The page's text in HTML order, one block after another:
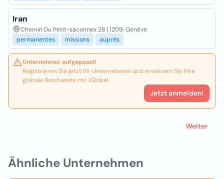
Ähnliche Unternehmen
Iran
Chemin Du Petit-saconnex 28 | 1209, Genève
permanentes
missions auprès
Unternehmer aufgepasst!
Registrieren Sie jetzt Ihr Unternehmen und erweitern Sie Ihre
globale Reichweite mit iGlobal.
Jetzt anmelden!
Weiter